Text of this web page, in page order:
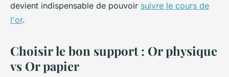
devient indispensable de pouvoir suivre le cours de
l'or.
Choisir le bon support : Or physique
vs Or papier